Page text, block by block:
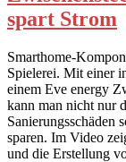
spart Strom
Smarthome-
Spielerei. Mit einer
einem Eve energy
kann man nicht nur
Sanierungsschäden
sparen. Im Video
und die Erstellung